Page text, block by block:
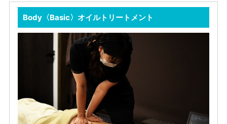
Body〈Basic〉オイルトリートメント